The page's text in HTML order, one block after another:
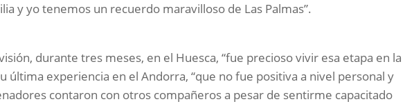
y yo tenemos un recuerdo maravilloso de Las Palmas”.
durante tres meses, en el Huesca, “fue precioso vivir esa etapa en la
última experiencia en el Andorra, “que no fue positiva a nivel personal y
contaron con otros compañeros a pesar de sentirme capacitado